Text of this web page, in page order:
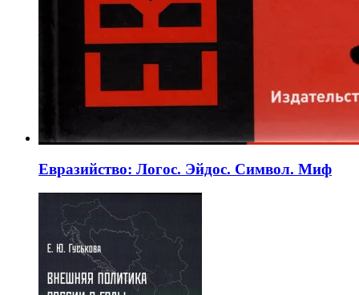
Евразийство: Логос. Эйдос. Символ. Миф